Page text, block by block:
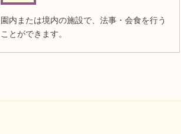
園内または境内の施設で、法事・会食を行う
ことができます。